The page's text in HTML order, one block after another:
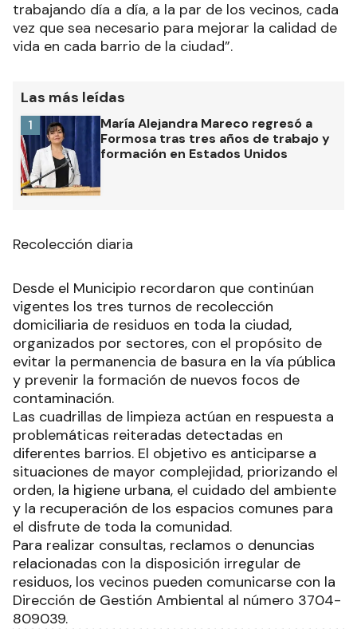
trabajando día a día, a la par de los vecinos, cada
vez que sea necesario para mejorar la calidad de
vida en cada barrio de la ciudad”.
Las más leídas
María Alejandra Mareco regresó a
Formosa tras tres años de trabajo y
formación en Estados Unidos
1
Recolección diaria
Desde el Municipio recordaron que continúan
vigentes los tres turnos de recolección
domiciliaria de residuos en toda la ciudad,
organizados por sectores, con el propósito de
evitar la permanencia de basura en la vía pública
y prevenir la formación de nuevos focos de
contaminación.
Las cuadrillas de limpieza actúan en respuesta a
problemáticas reiteradas detectadas en
diferentes barrios. El objetivo es anticiparse a
situaciones de mayor complejidad, priorizando el
orden, la higiene urbana, el cuidado del ambiente
y la recuperación de los espacios comunes para
el disfrute de toda la comunidad.
Para realizar consultas, reclamos o denuncias
relacionadas con la disposición irregular de
residuos, los vecinos pueden comunicarse con la
Dirección de Gestión Ambiental al número 3704-
809039.